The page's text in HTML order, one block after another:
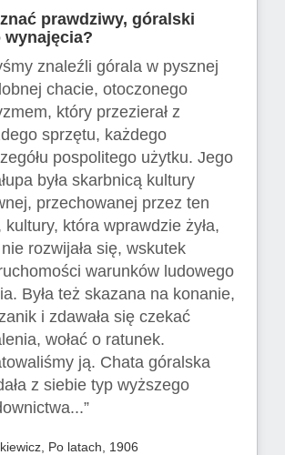
prawdziwy, góralski
wynajęcia?
znaleźli górala w pysznej
chacie, otoczonego
który przezierał z
sprzętu, każdego
pospolitego użytku. Jego
była skarbnicą kultury
przechowanej przez ten
kultury, która wprawdzie żyła,
rozwijała się, wskutek
warunków ludowego
Była też skazana na konanie,
i zdawała się czekać
wołać o ratunek.
ją. Chata góralska
z siebie typ wyższego
Po latach, 1906